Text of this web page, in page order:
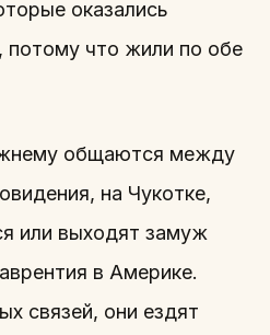
оказались
потому что жили по обе
общаются между
на Чукотке,
или выходят замуж
в Америке.
связей, они ездят